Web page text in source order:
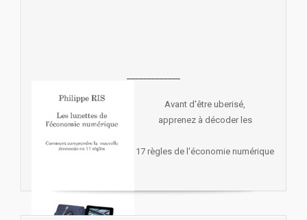
Avant d'être uberisé,
apprenez à décoder les
17 règles de l'économie numérique